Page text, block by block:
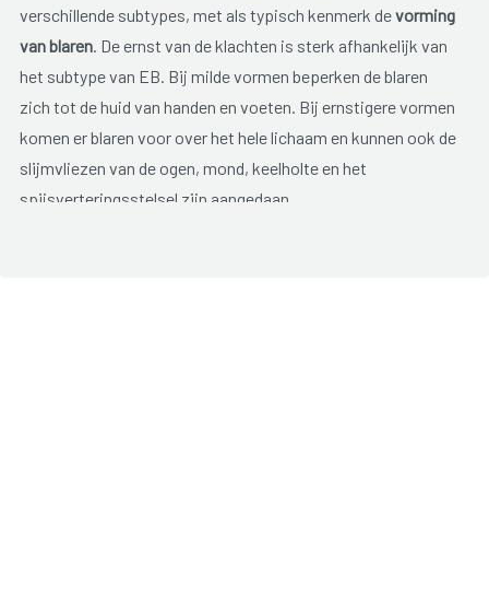
verschillende subtypes, met als typisch kenmerk devorming
van blaren. De ernst van de klachten is sterk afhankelijk van
het subtype van EB. Bij milde vormen beperken de blaren
zich tot de huid van handen en voeten. Bij ernstigere vormen
komen er blaren voor over het hele lichaam en kunnen ook de
slijmvliezen van de ogen, mond, keelholte en het
spijsverteringsstelsel zijn aangedaan.